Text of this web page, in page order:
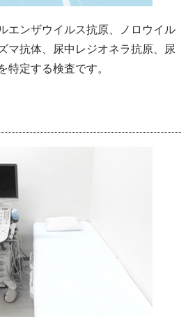
エンザウイルス抗原、ノロウイル
マ抗体、尿中レジオネラ抗原、尿
特定する検査です。